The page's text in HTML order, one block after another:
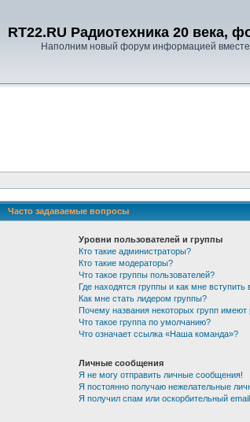
RT22.RU Радиотехника 20 века,
Наполним новый форум информацией
Часто задаваемые вопросы
Уровни пользователей и группы
Кто такие администраторы?
Кто такие модераторы?
Что такое группы пользователей?
Где находятся группы и как мне вступить
Как мне стать лидером группы?
Почему названия некоторых групп имеют
Что такое группа по умолчанию?
Что означает ссылка «Наша команда»?
Личные сообщения
Я не могу отправить личные сообщения!
Я постоянно получаю нежелательные
Я получил спам или оскорбительный